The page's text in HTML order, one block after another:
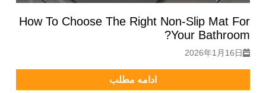
How To Choose The Right Non-Slip Mat For
Your Bathroom?
2026年1月16日
ادامه مطلب